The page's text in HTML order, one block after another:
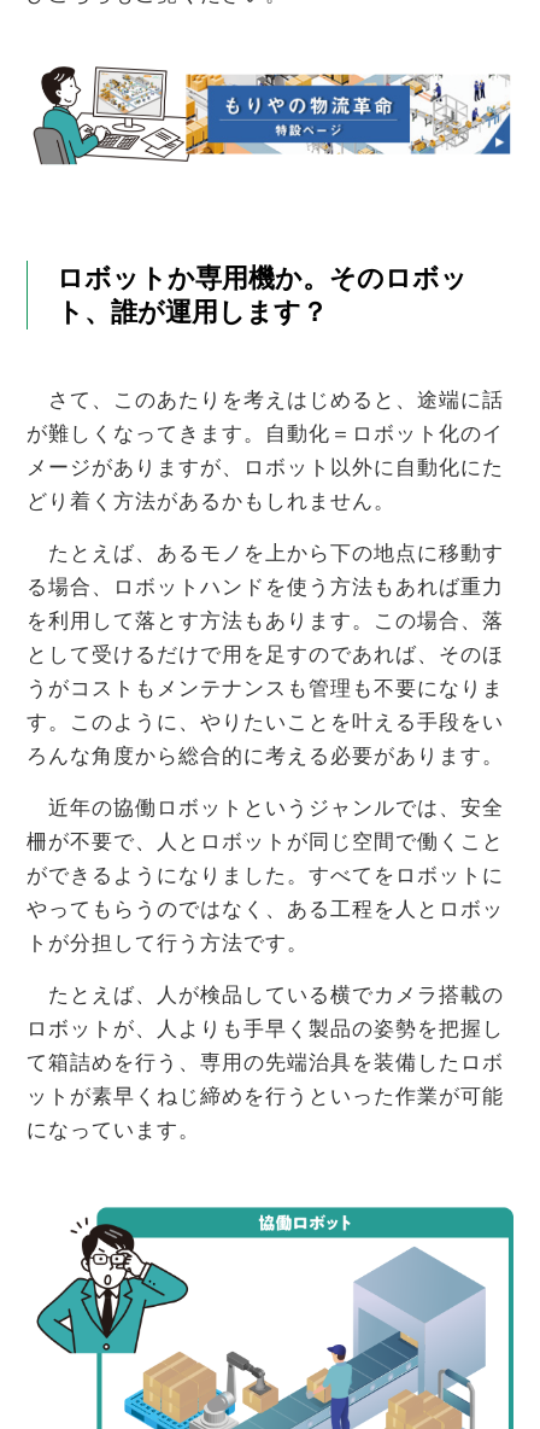
ロボットか専用機か。そのロボッ
ト、誰が運用します？
さて、このあたりを考えはじめると、途端に話
が難しくなってきます。自動化＝ロボット化のイ
メージがありますが、ロボット以外に自動化にた
どり着く方法があるかもしれません。
たとえば、あるモノを上から下の地点に移動す
る場合、ロボットハンドを使う方法もあれば重力
を利用して落とす方法もあります。この場合、落
として受けるだけで用を足すのであれば、そのほ
うがコストもメンテナンスも管理も不要になりま
す。このように、やりたいことを叶える手段をい
ろんな角度から総合的に考える必要があります。
近年の協働ロボットというジャンルでは、安全
柵が不要で、人とロボットが同じ空間で働くこと
ができるようになりました。すべてをロボットに
やってもらうのではなく、ある工程を人とロボッ
トが分担して行う方法です。
たとえば、人が検品している横でカメラ搭載の
ロボットが、人よりも手早く製品の姿勢を把握し
て箱詰めを行う、専用の先端治具を装備したロボ
ットが素早くねじ締めを行うといった作業が可能
になっています。